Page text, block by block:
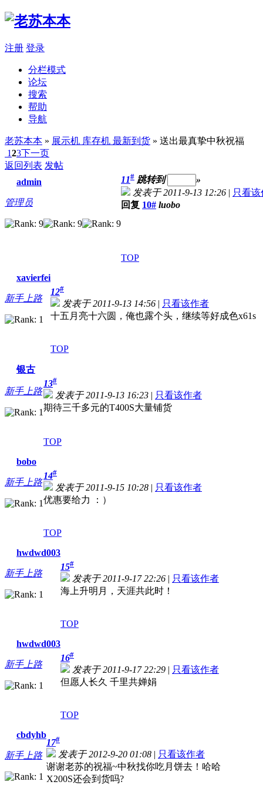
注册 登录
分栏模式
论坛
搜索
帮助
导航
老苏本本 » 展示机 库存机 最新到货 » 送出最真挚中秋祝福
123下一页
返回列表 发帖
admin
管理员
11# 跳转到
»
发表于 2011-9-13 12:26 | 只看该
回复 10# luobo
TOP
xavierfei
新手上路
12#
发表于 2011-9-13 14:56 | 只看该作者
十五月亮十六圆，俺也露个头，继续等好成色x61s
TOP
银古
新手上路
13#
发表于 2011-9-13 16:23 | 只看该作者
期待三千多元的T400S大量铺货
TOP
bobo
新手上路
14#
发表于 2011-9-15 10:28 | 只看该作者
优惠要给力 ：）
TOP
hwdwd003
新手上路
15#
发表于 2011-9-17 22:26 | 只看该作者
海上升明月，天涯共此时！
TOP
hwdwd003
新手上路
16#
发表于 2011-9-17 22:29 | 只看该作者
但愿人长久 千里共婵娟
TOP
cbdyhb
新手上路
17#
发表于 2012-9-20 01:08 | 只看该作者
谢谢老苏的祝福~中秋找你吃月饼去！哈哈
X200S还会到货吗?